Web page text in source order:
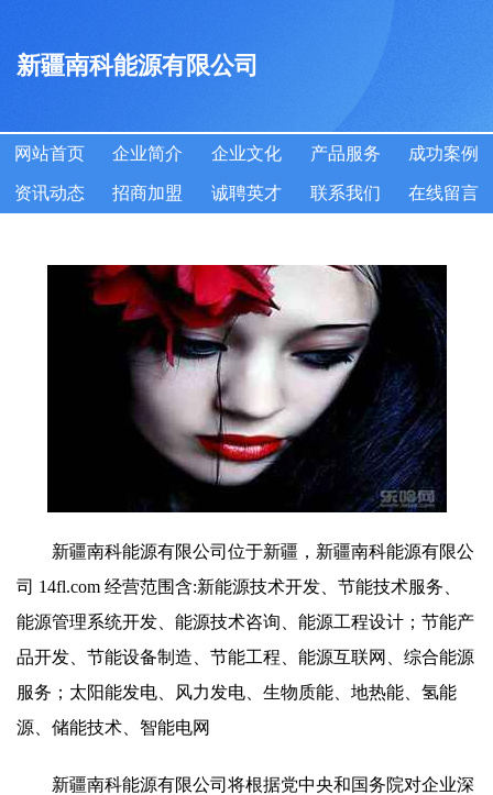
新疆南科能源有限公司
网站首页 企业简介 企业文化 产品服务 成功案例
资讯动态 招商加盟 诚聘英才 联系我们 在线留言
新疆南科能源有限公司位于新疆，新疆南科能源有限公
司 14fl.com 经营范围含:新能源技术开发、节能技术服务、
能源管理系统开发、能源技术咨询、能源工程设计；节能产
品开发、节能设备制造、节能工程、能源互联网、综合能源
服务；太阳能发电、风力发电、生物质能、地热能、氢能
源、储能技术、智能电网
新疆南科能源有限公司将根据党中央和国务院对企业深